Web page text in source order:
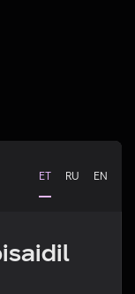
ET RU EN